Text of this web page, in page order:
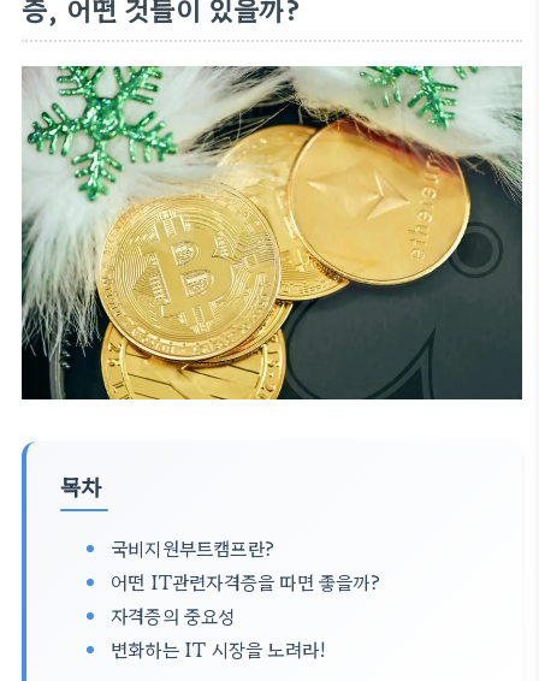
증, 어떤 것들이 있을까?
목차
국비지원부트캠프란?
어떤 IT관련자격증을 따면 좋을까?
자격증의 중요성
변화하는 IT 시장을 노려라!